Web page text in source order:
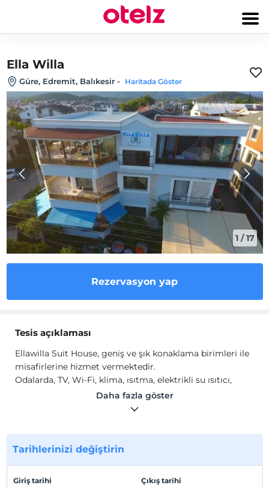
Ella Willa
Güre, Edremit, Balıkesir - Haritada Göster
1 /17
Rezervasyon yap
Tesis açıklaması
Ellawilla Suit House, geniş ve şık konaklama birimleri ile
misafirlerine hizmet vermektedir.
Odalarda, TV, Wi-Fi, klima, ısıtma, elektrikli su ısıtıcı,
gardırop bulunmaktadır.
Güre Edremit'te konumlanmaktadır.
Sahil
Denize sıfır konumdadır.
Daha fazla göster
Tarihlerinizi değiştirin
Giriş tarihi Çıkış tarihi